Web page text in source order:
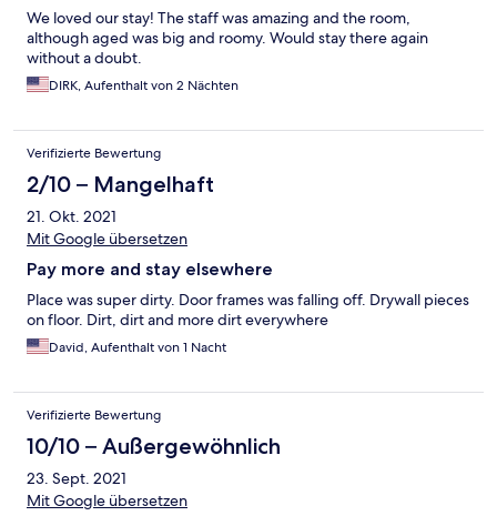
We loved our stay! The staff was amazing and the room,
although aged was big and roomy. Would stay there again
without a doubt.
DIRK, Aufenthalt von 2 Nächten
Verifizierte Bewertung
2/10 – Mangelhaft
21. Okt. 2021
Mit Google übersetzen
Pay more and stay elsewhere
Place was super dirty. Door frames was falling off. Drywall pieces
on floor. Dirt, dirt and more dirt everywhere
David, Aufenthalt von 1 Nacht
Verifizierte Bewertung
10/10 – Außergewöhnlich
23. Sept. 2021
Mit Google übersetzen